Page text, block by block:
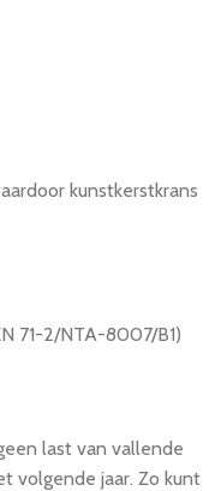
kunstkerstkrans
71-2/NTA-8007/B1)
last van vallende
volgende jaar. Zo kunt